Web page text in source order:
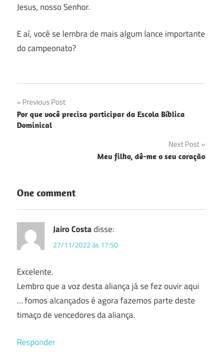
Jesus, nosso Senhor.
E aí, você se lembra de mais algum lance importante
do campeonato?
Navegação
de
Previous Post
Por que você precisa participar da Escola Bíblica
Dominical
Next Post
Meu filho, dê-me o seu coração
One comment
Jairo Costadisse:
27/11/2022 às 17:50
Excelente.
Lembro que a voz desta aliança já se fez ouvir aqui
… fomos alcançados é agora fazemos parte deste
timaço de vencedores da aliança.
Responder